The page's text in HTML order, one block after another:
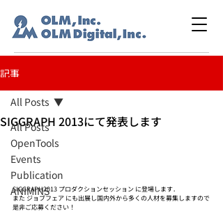
記事
All Posts
OpenTools
Events
Publication
ANIMINS
All Posts
SIGGRAPH 2013にて発表します
SIGGRAPH2013 プロダクションセッション に登場します．
また ジョブフェア にも出展し国内外から多くの人材を募集しますので
是非ご応募ください！